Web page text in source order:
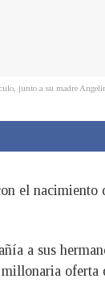
junto a su madre
el
a sus
oferta